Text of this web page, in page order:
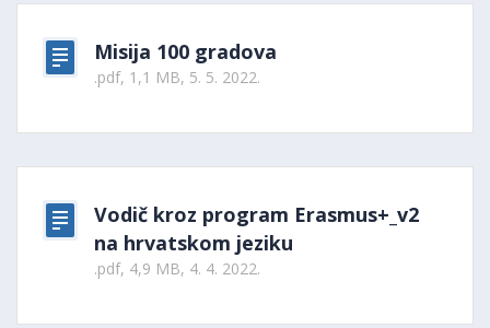
Misija 100 gradova
.pdf, 1,1 MB, 5. 5. 2022.
Vodič kroz program Erasmus+_v2
na hrvatskom jeziku
.pdf, 4,9 MB, 4. 4. 2022.